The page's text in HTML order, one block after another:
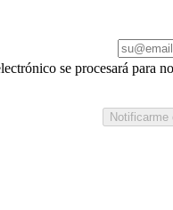
se procesará
Notificarme